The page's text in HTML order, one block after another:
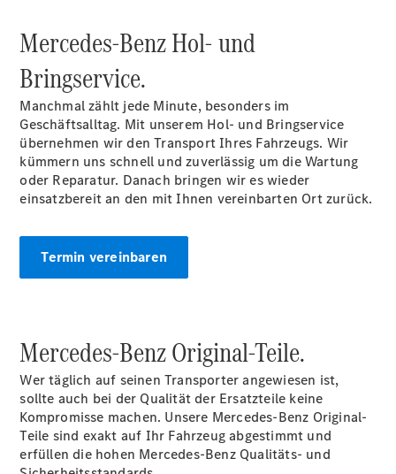
Übersicht
Unfallreparaturen
SmallRepair
Rücknahme
Entsorgung
Wartung
Pakete
Mobile
Service
Fleet
Services
Elektrofahrzeug-
Service
Mercedes-Benz Hol- und
Bringservice.
Manchmal zählt jede Minute, besonders im
Geschäftsalltag. Mit unserem Hol- und Bringservice
übernehmen wir den Transport Ihres Fahrzeugs. Wir
kümmern uns schnell und zuverlässig um die Wartung
oder Reparatur. Danach bringen wir es wieder
einsatzbereit an den mit Ihnen vereinbarten Ort zurück.
Termin vereinbaren
Mercedes-Benz Original-Teile.
Wer täglich auf seinen Transporter angewiesen ist,
sollte auch bei der Qualität der Ersatzteile keine
Kompromisse machen. Unsere Mercedes-Benz Original-
Teile sind exakt auf Ihr Fahrzeug abgestimmt und
erfüllen die hohen Mercedes-Benz Qualitäts- und